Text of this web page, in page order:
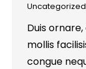
Uncategorized
Duis
mollis
congue